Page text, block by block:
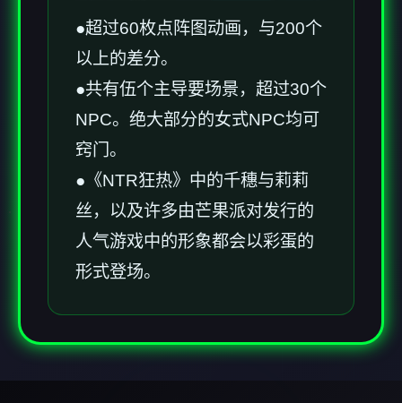
●超过60枚点阵图动画，与200个
以上的差分。
●共有伍个主导要场景，超过30个
NPC。绝大部分的女式NPC均可
窍门。
●《NTR狂热》中的千穗与莉莉
丝，以及许多由芒果派对发行的
人气游戏中的形象都会以彩蛋的
形式登场。